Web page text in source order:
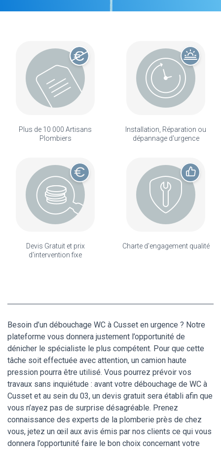
Plus de 10 000 Artisans
Plombiers
Installation, Réparation ou
dépannage d'urgence
Devis Gratuit et prix
d'intervention fixe
Charte d'engagement qualité
Besoin d’un débouchage WC à Cusset en urgence ? Notre
plateforme vous donnera justement l’opportunité de
dénicher le spécialiste le plus compétent. Pour que cette
tâche soit effectuée avec attention, un camion haute
pression pourra être utilisé. Vous pourrez prévoir vos
travaux sans inquiétude : avant votre débouchage de WC à
Cusset et au sein du 03, un devis gratuit sera établi afin que
vous n’ayez pas de surprise désagréable. Prenez
connaissance des experts de la plomberie près de chez
vous, jetez un œil aux avis émis par nos clients ce qui vous
donnera l’opportunité faire le bon choix concernant votre